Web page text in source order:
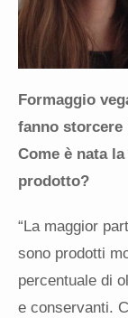
Formaggio
fanno storcere
Come è nata
prodotto?
“La maggior
sono prodotti
percentuale di
e conservanti.